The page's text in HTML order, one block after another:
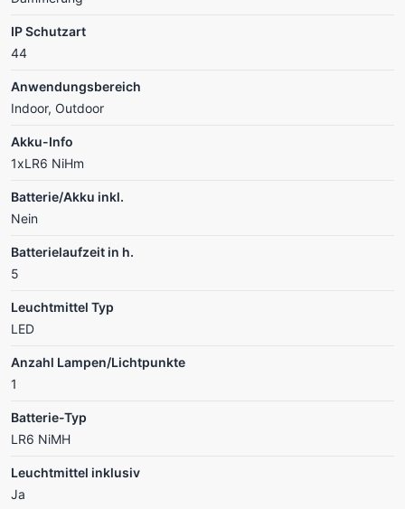
IP Schutzart
44
Anwendungsbereich
Indoor, Outdoor
Akku-Info
1xLR6 NiHm
Batterie/Akku inkl.
Nein
Batterielaufzeit in h.
5
Leuchtmittel Typ
LED
Anzahl Lampen/Lichtpunkte
1
Batterie-Typ
LR6 NiMH
Leuchtmittel inklusiv
Ja